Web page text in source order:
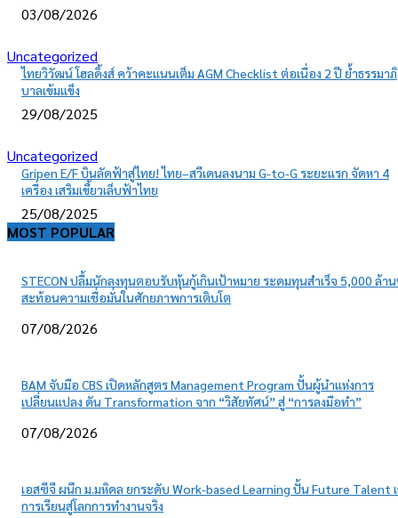
03/08/2026
Uncategorized
ไทยวิวัฒน์ โฮลดิ้งส์ คว้าคะแนนเต็ม AGM Checklist ต่อเนื่อง 2 ปี ย้ำธรรมาภิ
บาลเข้มแข็ง
29/08/2025
Uncategorized
Gripen E/F บินลัดฟ้าสู่ไทย! ไทย–สวีเดนลงนาม G-to-G ระยะแรก จัดหา 4
เครื่อง เสริมเขี้ยวเล็บฟ้าไทย
25/08/2025
MOST POPULAR
STECON ปลื้มนักลงทุนตอบรับหุ้นกู้เกินเป้าหมาย ระดมทุนสำเร็จ 5,000 ล้า
สะท้อนความเชื่อมั่นในศักยภาพการเติบโต
07/08/2026
BAM จับมือ CBS เปิดหลักสูตร Management Program ปั้นผู้นำแห่งการ
เปลี่ยนแปลง ดัน Transformation จาก “วิสัยทัศน์” สู่ “การลงมือทำ”
07/08/2026
เอสซีจี ผนึก ม.มหิดล ยกระดับ Work-based Learning ปั้น Future Talent
การเรียนสู่โลกการทำงานจริง